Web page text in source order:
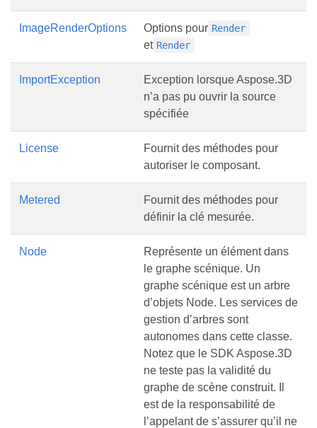
ImageRenderOptions Options pour Render
et Render
ImportException
Exception lorsque Aspose.3D
n’a pas pu ouvrir la source
spécifiée
License
Fournit des méthodes pour
autoriser le composant.
Metered
Fournit des méthodes pour
définir la clé mesurée.
Node
Représente un élément dans
le graphe scénique. Un
graphe scénique est un arbre
d’objets Node. Les services de
gestion d’arbres sont
autonomes dans cette classe.
Notez que le SDK Aspose.3D
ne teste pas la validité du
graphe de scène construit. Il
est de la responsabilité de
l’appelant de s’assurer qu’il ne